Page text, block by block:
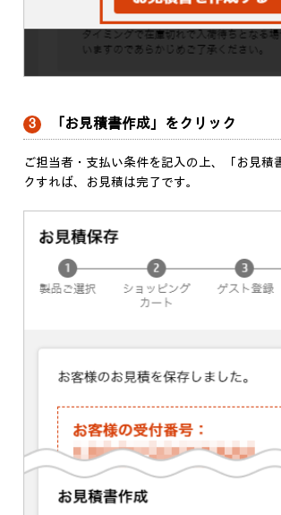
3 「お見積書作成」をクリック
ご担当者・支払い条件を記入の上、「お見積
クすれば、お見積は完了です。